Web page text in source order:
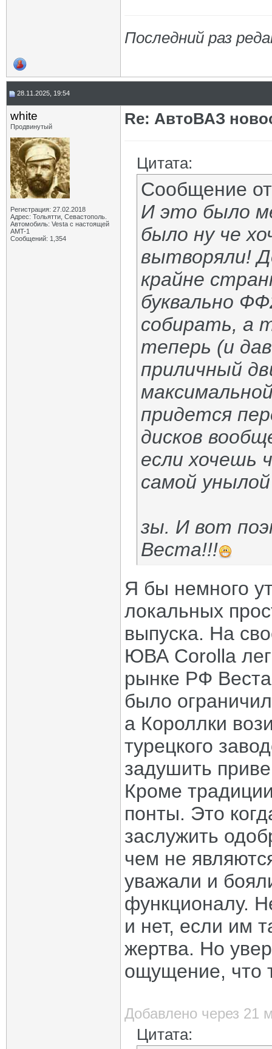
Последний раз
28.11.2025, 19:54
white
Продвинутый
Регистрация: 27.02.2018
Адрес: Тольятти, Севастополь.
Автомобиль: Vesta с настоящей
AMT-1
Сообщений: 1,354
Re: АвтоВАЗ
Цитата:
Сообщение
И это было
было ну че
вытворяли!
крайне
буквально
собирать, а
теперь (и
приличный
придется
дисков
если хочешь
самой
зы. И вот
Веста!!!
Я бы немного
локальных
выпуска. На
ЮВА Corolla
рынке РФ
было
а Короллки
турецкого
задушить
Кроме
понты. Это
заслужить
чем не
уважали и
функционалу.
и нет, если им
жертва. Но
ощущение, что
Добавлено через 21
Цитата: